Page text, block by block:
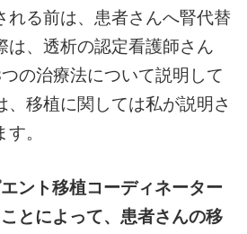
れる前は、患者さんへ腎代替
は、透析の認定看護師さん
の治療法について説明して
、移植に関しては私が説明さ
。
ント移植コーディネーター
とによって、患者さんの移